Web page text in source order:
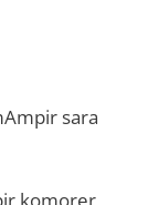
sara
komorer